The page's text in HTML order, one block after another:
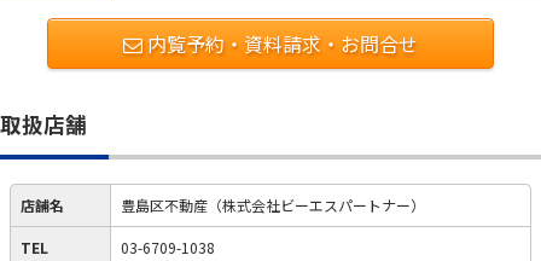
内覧予約・資料請求・お問合せ
取扱店舗
店舗名 豊島区不動産（株式会社ビーエスパートナー）
TEL 03-6709-1038